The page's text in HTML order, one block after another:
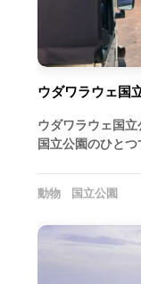
ウダワラウェ国
ウダワラウェ国
国立公園のひとつ
動物 国立公園